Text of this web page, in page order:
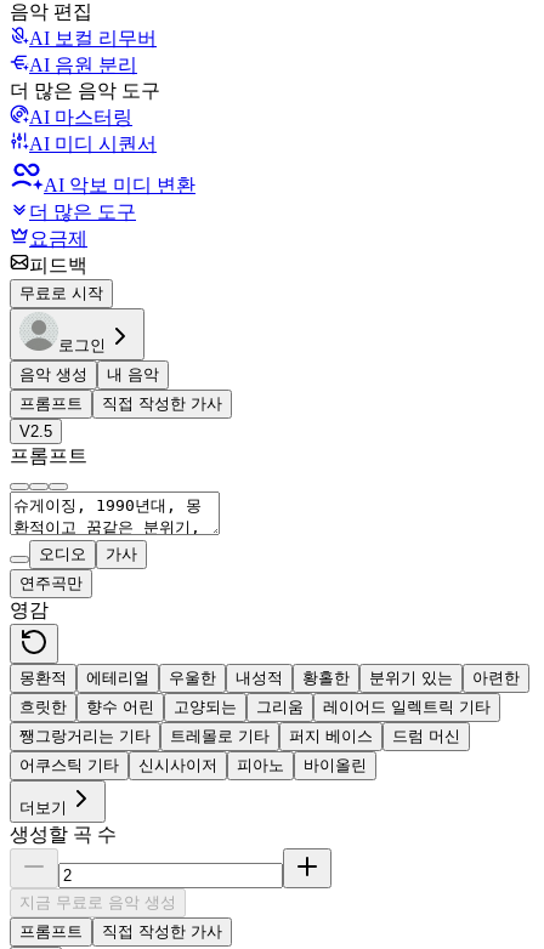
음악 편집
AI 보컬 리무버
AI 음원 분리
더 많은 음악 도구
AI 마스터링
AI 미디 시퀀서
AI 악보 미디 변환
더 많은 도구
요금제
피드백
무료로 시작
로그인
음악 생성
내 음악
프롬프트
직접 작성한 가사
V2.5
프롬프트
오디오
가사
연주곡만
영감
몽환적 에테리얼 우울한 내성적 황홀한 분위기 있는
아련한
흐릿한
향수 어린 고양되는 그리움
레이어드 일렉트릭 기타
쨍그랑거리는 기타
트레몰로 기타 퍼지 베이스
드럼 머신
어쿠스틱 기타
신시사이저 피아노 바이올린
더보기
생성할 곡 수
지금 무료로 음악 생성
프롬프트
직접 작성한 가사